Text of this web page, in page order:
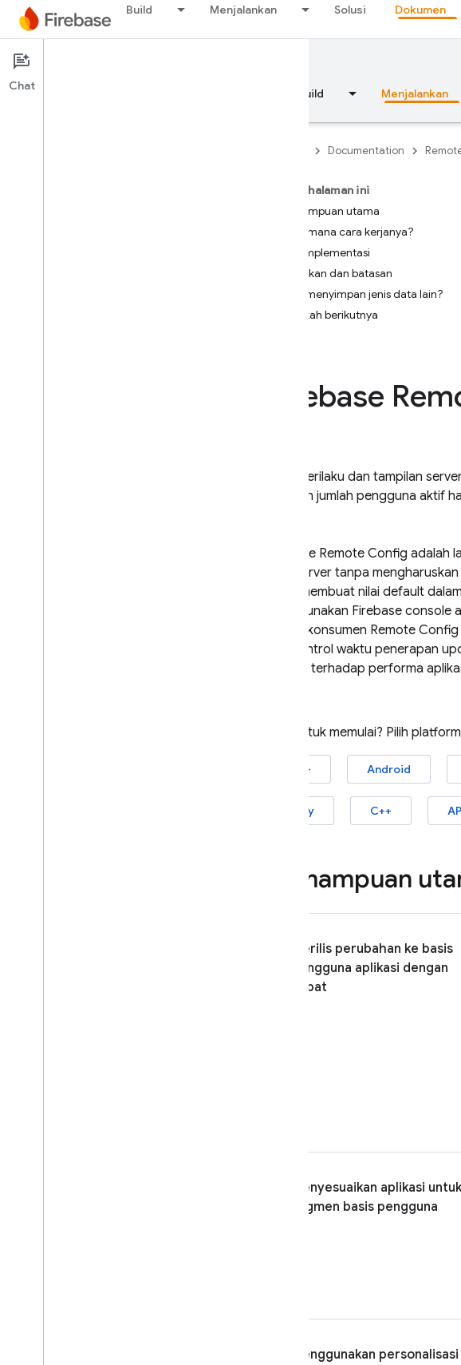
Build Menjalankan Solusi Dokumen
Documentation
Ringkasan Build Menjalankan
Documentation
Pada halaman ini
Kemampuan utama
Bagaimana cara kerjanya?
Alur implementasi
Kebijakan dan batasan
Ingin menyimpan jenis data lain?
Langkah berikutnya
Firebase
Ubah perilaku dan tampilan
batasan jumlah pengguna aktif
Firebase Remote Config adalah
atau server tanpa
Anda membuat nilai default
menggunakan Firebase console
semua konsumen Remote Config
mengontrol waktu penerapan
minimal terhadap performa
Siap untuk memulai? Pilih
iOS+ Android
Unity C++
Kemampuan
Merilis perubahan ke basis
pengguna aplikasi dengan
cepat
Menyesuaikan aplikasi untuk
segmen basis pengguna
Menggunakan personalisasi
Chat